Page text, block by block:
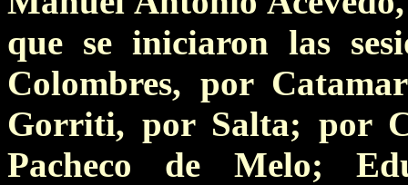
que se iniciaron las
Colombres, por
Gorriti, por Salta; por
Pacheco de Melo;